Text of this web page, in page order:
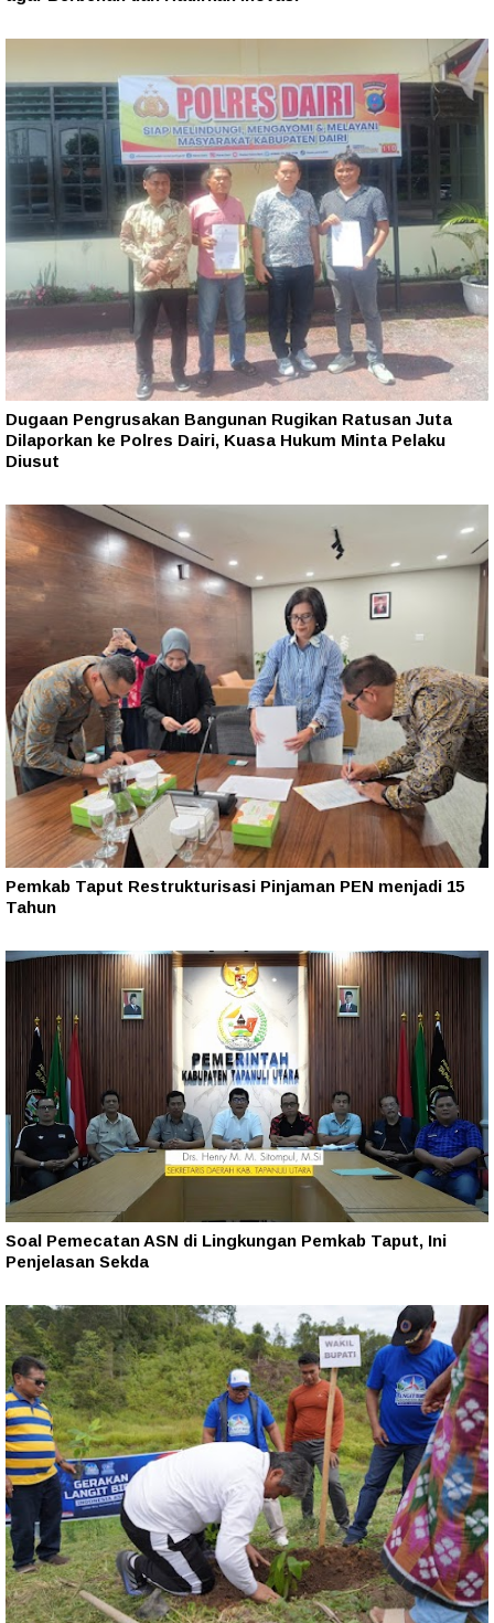
Dugaan Pengrusakan Bangunan Rugikan Ratusan Juta
Dilaporkan ke Polres Dairi, Kuasa Hukum Minta Pelaku
Diusut
Pemkab Taput Restrukturisasi Pinjaman PEN menjadi 15
Tahun‎
Soal Pemecatan ASN di Lingkungan Pemkab Taput, Ini
Penjelasan Sekda